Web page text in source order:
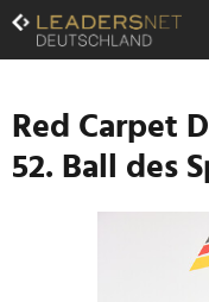
Zum
Inhalt
Zur
Navigation
Zur
Hauptnavigation
Red Carpet
52. Ball des